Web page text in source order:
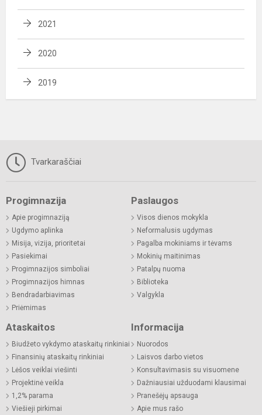
2021
2020
2019
Tvarkaraščiai
Progimnazija
Apie progimnaziją
Ugdymo aplinka
Misija, vizija, prioritetai
Pasiekimai
Progimnazijos simboliai
Progimnazijos himnas
Bendradarbiavimas
Priėmimas
Paslaugos
Visos dienos mokykla
Neformalusis ugdymas
Pagalba mokiniams ir tėvams
Mokinių maitinimas
Patalpų nuoma
Biblioteka
Valgykla
Ataskaitos
Biudžeto vykdymo ataskaitų rinkiniai
Finansinių ataskaitų rinkiniai
Lėšos veiklai viešinti
Projektinė veikla
1,2% parama
Viešieji pirkimai
Informacija
Nuorodos
Laisvos darbo vietos
Konsultavimasis su visuomene
Dažniausiai užduodami klausimai
Pranešėjų apsauga
Apie mus rašo